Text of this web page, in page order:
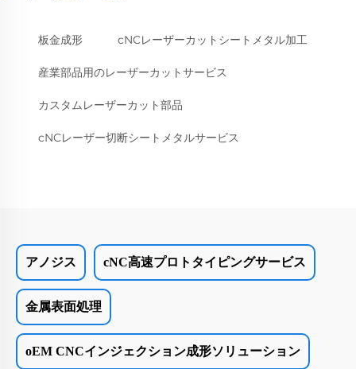
板金成形 cNCレーザーカットシートメタル加工
産業部品用のレーザーカットサービス
カスタムレーザーカット部品
cNCレーザー切断シートメタルサービス
アノジス cNC高速プロトタイピングサービス
金属表面処理
oEM CNCインジェクション成形ソリューション